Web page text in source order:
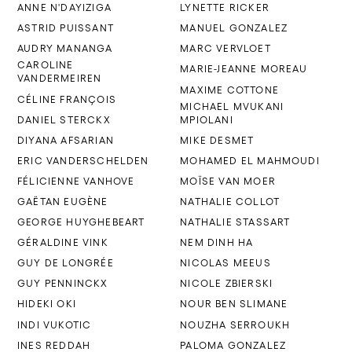
Française) (Bruxelles)
2002
Participation à l’exposition
collective des œuvres du
Créahm-Bxl lors du Parcours
d’artistes à St Gilles (Bruxelles)
Participation à l’exposition «
Librart » à Libramont (Belgique)
2001
Exposition collective « Autour de
Craenhals et Degeyter » au Palais
des Beaux-Arts de Bruxelles
Exposition collective de gravures
au Centre Culturel Jacques
ANNE N'DAYIZIGA
ASTRID PUISSANT
AUDRY MANANGA
CAROLINE
VANDERMEIREN
CÉLINE FRANÇOIS
DANIEL STERCKX
DIYANA AFSARIAN
ERIC VANDERSCHELDEN
FÉLICIENNE VANHOVE
GAËTAN EUGÈNE
GEORGE HUYGHEBEART
GÉRALDINE VINK
GUY DE LONGRÉE
GUY PENNINCKX
HIDEKI OKI
INDI VUKOTIC
INES REDDAH
LYNETTE RICKER
MANUEL GONZALEZ
MARC VERVLOET
MARIE-JEANNE MOREAU
MAXIME COTTONE
MICHAEL MVUKANI
MPIOLANI
MIKE DESMET
MOHAMED EL MAHMOUDI
MOÏSE VAN MOER
NATHALIE COLLOT
NATHALIE STASSART
NEM DINH HA
NICOLAS MEEUS
NICOLE ZBIERSKI
NOUR BEN SLIMANE
NOUZHA SERROUKH
PALOMA GONZALEZ